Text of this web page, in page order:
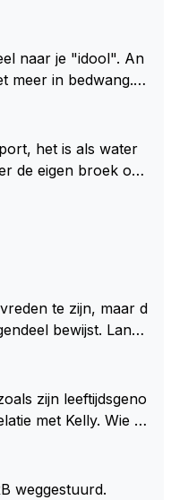
gassen inade
de F1 motor schone
echt niet dat de
euro in het cir
naar je "idool". An
meer in bedwang. Zi
het is als water
de eigen broek oph
met de sherif
welk achter de bom
stuiver te ber
een stuiver in Z
zal ook nooit gebe
en vergunningen bi
je dan weer
te zijn, maar d
bewijst. Lando
zijn leeftijdsgeno
met Kelly. Wie g
van een voorm
Hij doet dingen
weggestuurd.